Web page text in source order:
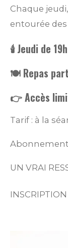
Chaque
entourée
🕯️ Jeudi de
🍽️ Repas
👉 Accès
Tarif : à la
UN VRAI
INSCRIPTION